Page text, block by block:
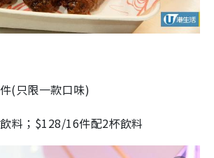
(只限一款口味)
料；$128/16件配2杯飲料